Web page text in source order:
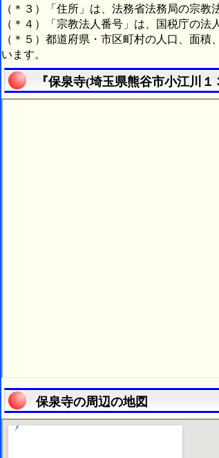
（＊３）「住所」は、法務省法務局の宗教
（＊４）「宗教法人番号」は、国税庁の法
（＊５）都道府県・市区町村の人口、面
います。
『保泉寺(埼玉県熊谷市小江川
保泉寺の周辺の地図